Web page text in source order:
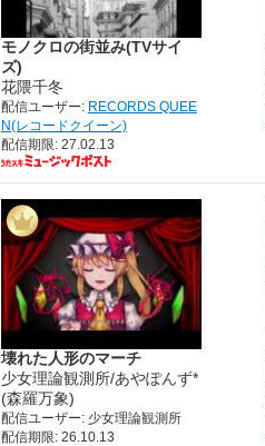
モノクロの街並み(TVサイ
ズ)
花隈千冬
配信ユーザー: RECORDS QUEE
N(レコードクイーン)
配信期限: 27.02.13
壊れた人形のマーチ
少女理論観測所/あやぽんず*
(森羅万象)
配信ユーザー: 少女理論観測所
配信期限: 26.10.13